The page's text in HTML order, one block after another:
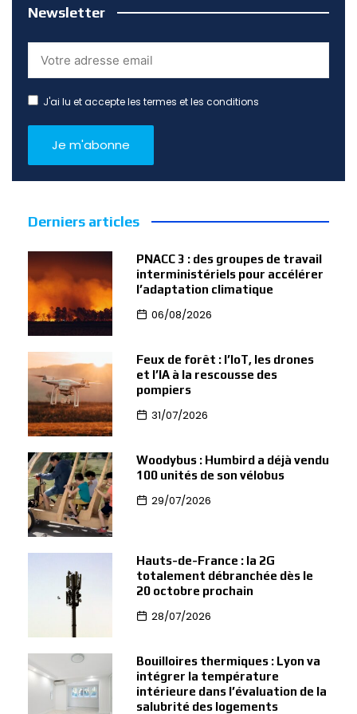
Newsletter
J'ai lu et accepte les termes et les conditions
Derniers articles
PNACC 3 : des groupes de travail
interministériels pour accélérer
l’adaptation climatique
06/08/2026
Feux de forêt : l’IoT, les drones
et l’IA à la rescousse des
pompiers
31/07/2026
Woodybus : Humbird a déjà vendu
100 unités de son vélobus
29/07/2026
Hauts-de-France : la 2G
totalement débranchée dès le
20 octobre prochain
28/07/2026
Bouilloires thermiques : Lyon va
intégrer la température
intérieure dans l’évaluation de la
salubrité des logements